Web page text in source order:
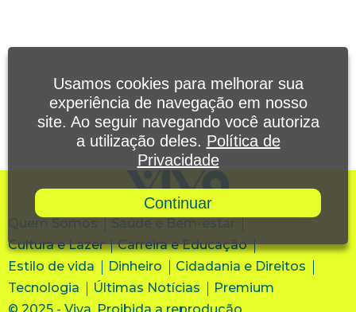
Quem Somos
Saúde e Bem-estar
Cultura e Lazer
Carreira e Educação
Estilo de vida
Dinheiro
Cidadania e Direitos
Tecnologia
Últimas Notícias
Premium
Usamos cookies para melhorar sua
experiência de navegação em nosso
site. Ao seguir navegando você autoriza
a utilização deles. Política de
Privacidade
Continuar